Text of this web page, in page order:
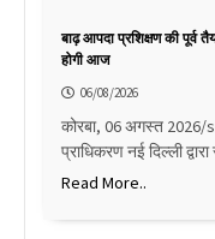
बाढ़ आपदा प्रशिक्षण की पूर्व
होगी आज
06/08/2026
कोरबा, 06 अगस्त 2026/
प्राधिकरण नई दिल्ली
Read More..